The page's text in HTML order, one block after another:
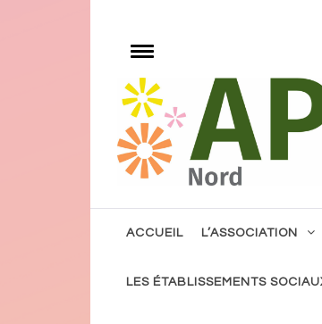
contentToggle
menu
ACCUEIL L’ASSOCIATION
LES ÉTABLISSEMENTS